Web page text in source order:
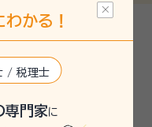
わかる！
/ 税理士
専門家に